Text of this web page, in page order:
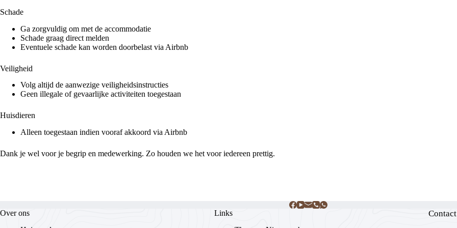
Schade
Ga zorgvuldig om met de accommodatie
Schade graag direct melden
Eventuele schade kan worden doorbelast via Airbnb
Veiligheid
Volg altijd de aanwezige veiligheidsinstructies
Geen illegale of gevaarlijke activiteiten toegestaan
Huisdieren
Alleen toegestaan indien vooraf akkoord via Airbnb
Dank je wel voor je begrip en medewerking. Zo houden we het voor iedereen prettig.
Over ons
Links